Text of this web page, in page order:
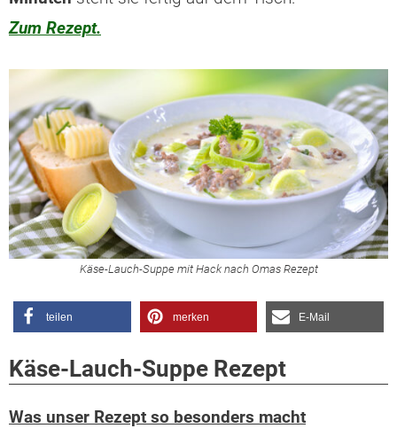
Zum Rezept.
Käse-Lauch-Suppe mit Hack nach Omas Rezept
teilen merken E-Mail
Käse-Lauch-Suppe Rezept
Was unser Rezept so besonders macht